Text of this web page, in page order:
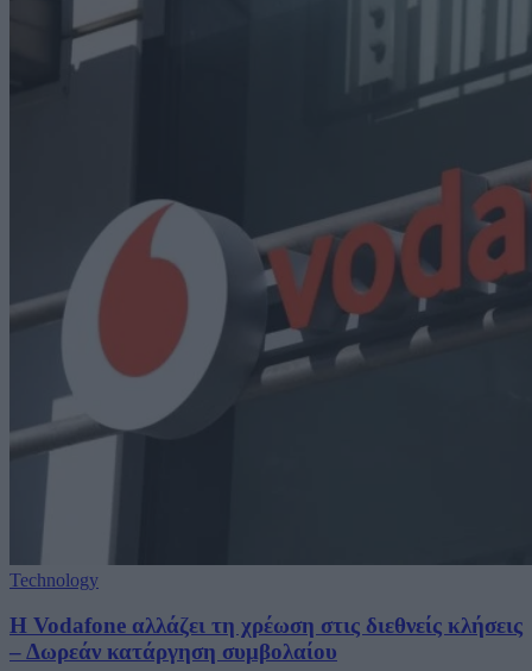
Technology
Η Vodafone αλλάζει τη χρέωση στις διεθνείς κλήσεις
– Δωρεάν κατάργηση συμβολαίου